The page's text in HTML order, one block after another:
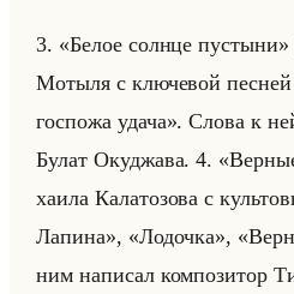
3. «Белое солнце
Мо­ты­ля с клю­че­вой
госпожа удача». Слова к
Булат Окуд­жа­ва. 4.
ха­ила Ка­ла­то­зо­ва с
Лапина», «Лодочка»,
ним на­пи­сал ком­по­зи­тор